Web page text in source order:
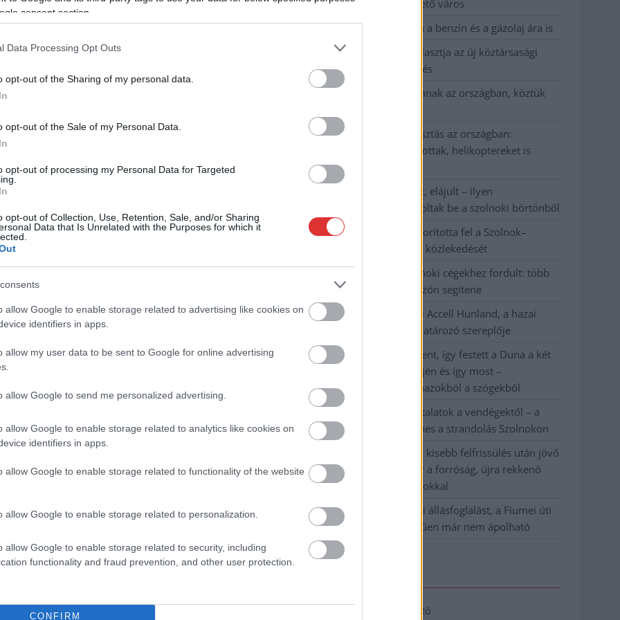
consent section.
Data Processing Opt Outs
opt-out of the Sharing of my personal data.
opt-out of the Sale of my Personal Data.
opt-out of processing my Personal Data for Targeted
opt-out of Collection, Use, Retention, Sale, and/or Sharing
Data that Is Unrelated with the Purposes for which it
allow Google to enable storage related to advertising like cookies on
identifiers in apps.
allow my user data to be sent to Google for online advertising
allow Google to send me personalized advertising.
allow Google to enable storage related to analytics like cookies on
identifiers in apps.
allow Google to enable storage related to functionality of the website
allow Google to enable storage related to personalization.
allow Google to enable storage related to security, including
functionality and fraud prevention, and other user protection.
CONFIRM
Horváth Zsolt
az
pedig egy
is megdőlt
adatokat
több
olyan értékek
2026.08.06. Kiss Lajos
remek állapotban levő
buszmegálló mutatja, hogy
Szolnok mennyire élhető város
járunk, de...
Szolnok mennyire élhető város
Pénteken újra csökken a benzin és a gázolaj ára is
Napokon belül megválasztja az új köztársasági
elnököt az Országgyűlés
Kiterjedt tüzek pusztítanak az országban, köztük
Harmadfokú hőségriasztás az országban:
Szolnokon klímát javítottak, helikoptereket is
bevetettek a tüzeknél
A zárkában rosszul lett, elájult – ilyen
körülményekről számoltak be a szolnoki börtönből
Váratlan fennakadás borította fel a Szolnok–
Kecskemét vasútvonal közlekedését
A polgármester a szolnoki cégekhez fordult: több
száz elbocsátott dolgozón segítene
Csődbe ment a tószegi Accell Hunland, a hazai
kerékpárgyártás meghatározó szereplője
Egyszer fent, egyszer lent, így festett a Duna a két
évvel ezelőtti árvíz idején és így most –
fotógyűjtemény ugyanazokból a szögekből
Ilyenek eddig a tapasztalatok a vendégektől – a
hőhullám miatt ingyenes a strandolás Szolnokon
Nem biztató: a hétvégi kisebb felfrissülés után jövő
héten megint visszatér a forróság, újra rekkenő
hőség jön, akár 38 fokokkal
Közzétették a szakértői állásfoglalást, a Fiumei úti
fák többsége szakszerűen már nem ápolható
Adatkezelési tájékoztató